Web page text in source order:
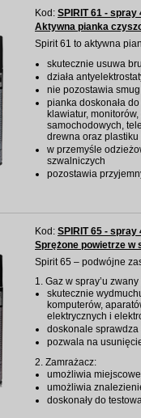
Kod: SPIRIT 61 - spray
Aktywna pianka
Spirit 61 to aktywna
skutecznie usuwa
działa
nie pozostawia smug
pianka doskonała
klawiatur,
samochodowych,
drewna oraz plastiku
w przemyśle
szwalniczych
pozostawia
Kod: SPIRIT 65 - spray
Sprężone powietrze w
Spirit 65 – podwójne
1. Gaz w spray’u
skutecznie
komputerów,
elektrycznych i
doskonale
pozwala na
2. Zamrażacz:
umożliwia
umożliwia
doskonały do